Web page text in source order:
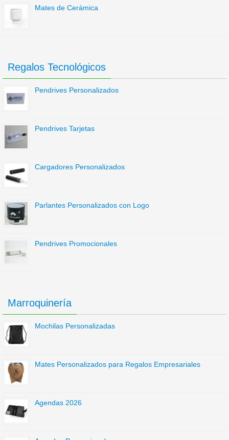
Mates de Cerámica
Regalos Tecnológicos
Pendrives Personalizados
Pendrives Tarjetas
Cargadores Personalizados
Parlantes Personalizados con Logo
Pendrives Promocionales
Marroquinería
Mochilas Personalizadas
Mates Personalizados para Regalos Empresariales
Agendas 2026